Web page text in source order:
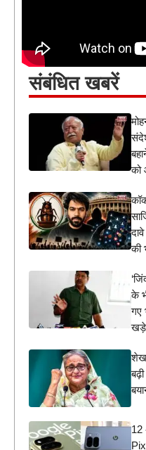
संबंधित खबरें
को
की
के
गए
खड़े
शेख
12